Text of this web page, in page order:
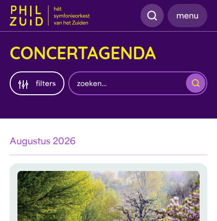
Zoeken
menu
CONCERTAGENDA
filters
Zoeken
Augustus 2026